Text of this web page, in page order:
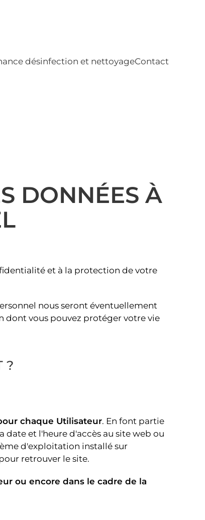
désinfection et nettoyageContact
DONNÉES À
et à la protection de votre
nous seront éventuellement
dont vous pouvez protéger votre vie
?
chaque Utilisateur. En font partie
date et l'heure d'accès au site web ou
d'exploitation installé sur
retrouver le site.
ou encore dans le cadre de la